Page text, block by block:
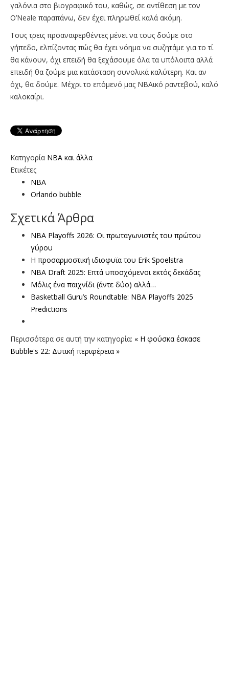
γαλόνια στο βιογραφικό του, καθώς, σε αντίθεση με τον
O’Neale παραπάνω, δεν έχει πληρωθεί καλά ακόμη.
Τους τρεις προαναφερθέντες μένει να τους δούμε στο
γήπεδο, ελπίζοντας πώς θα έχει νόημα να συζητάμε για το τί
θα κάνουν, όχι επειδή θα ξεχάσουμε όλα τα υπόλοιπα αλλά
επειδή θα ζούμε μια κατάσταση συνολικά καλύτερη. Και αν
όχι, θα δούμε. Μέχρι το επόμενό μας NBAικό ραντεβού, καλό
καλοκαίρι.
Κατηγορία NBA και άλλα
Ετικέτες
NBA
Orlando bubble
Σχετικά Άρθρα
NBA Playoffs 2026: Οι πρωταγωνιστές του πρώτου
γύρου
Η προσαρμοστική ιδιοφυϊα του Erik Spoelstra
NBA Draft 2025: Επτά υποσχόμενοι εκτός δεκάδας
Μόλις ένα παιχνίδι (άντε δύο) αλλά…
Basketball Guru’s Roundtable: NBA Playoffs 2025
Predictions
Περισσότερα σε αυτή την κατηγορία: « Η φούσκα έσκασε
Bubble's 22: Δυτική περιφέρεια »